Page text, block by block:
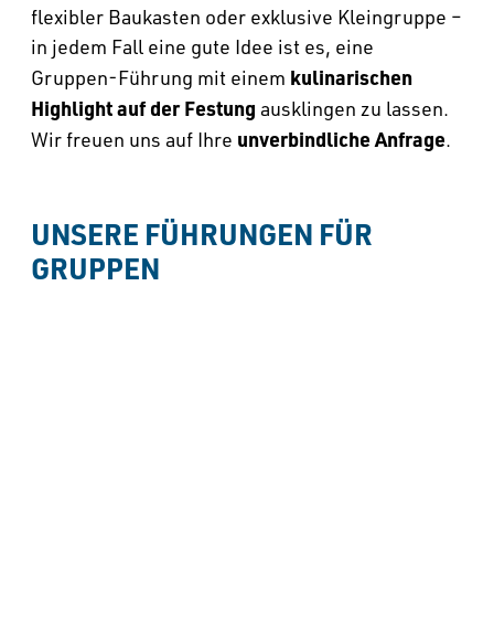
flexibler Baukasten oder exklusive Kleingruppe –
in jedem Fall eine gute Idee ist es, eine
Gruppen-Führung mit einem kulinarischen
Highlight auf der Festung ausklingen zu lassen.
Wir freuen uns auf Ihre unverbindliche Anfrage.
UNSERE FÜHRUNGEN FÜR
GRUPPEN